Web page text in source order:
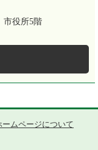
役所5階
ームページについて